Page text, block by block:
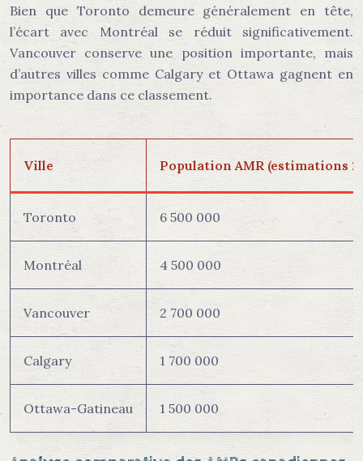
Bien que Toronto demeure généralement en tête,
l’écart avec Montréal se réduit significativement.
Vancouver conserve une position importante, mais
d’autres villes comme Calgary et Ottawa gagnent en
importance dans ce classement.
Ville Population AMR (estimations
Toronto 6 500 000
Montréal 4 500 000
Vancouver 2 700 000
Calgary 1 700 000
Ottawa-Gatineau 1 500 000